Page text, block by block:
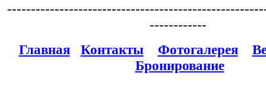
------------
Главная
Контакты Фотогалерея
Бронирование